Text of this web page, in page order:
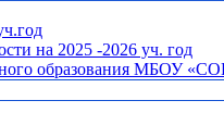
на 2025 -2026 уч. год
образования МБОУ